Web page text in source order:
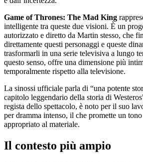
Game of Thrones: The Mad King
intelligente tra queste due visioni. È un
autorizzato e diretto da Martin stesso, che
direttamente questi personaggi e queste
trasformarli in una serie televisiva a lungo
questo senso, offre una dimensione più
temporalmente rispetto alla televisione.
La sinossi ufficiale parla di “una potente
capitolo leggendario della storia di
regista dello spettacolo, è noto per il suo
per dramma intenso, il che promette un
appropriato al materiale.
Il contesto più ampio